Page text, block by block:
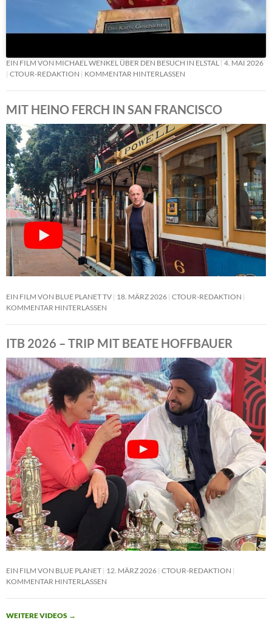
EIN FILM VON MICHAEL WENKEL ÜBER DEN BESUCH IN ELSTAL
4. MAI 2026
CTOUR-REDAKTION
KOMMENTAR HINTERLASSEN
MIT HEINO FERCH IN SAN FRANCISCO
EIN FILM VON BLUE PLANET TV 18. MÄRZ 2026 CTOUR-REDAKTION
KOMMENTAR HINTERLASSEN
ITB 2026 – TRIP MIT BEATE HOFFBAUER
EIN FILM VON BLUE PLANET 12. MÄRZ 2026 CTOUR-REDAKTION
KOMMENTAR HINTERLASSEN
WEITERE VIDEOS →